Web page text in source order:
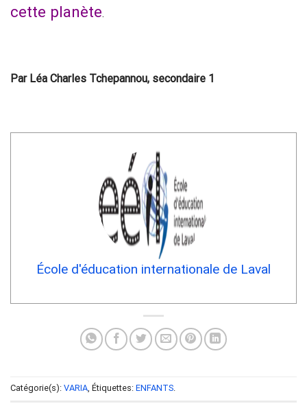
cette planète.
Par Léa Charles Tchepannou, secondaire 1
École d'éducation internationale de Laval
Catégorie(s): VARIA, Étiquettes: ENFANTS.